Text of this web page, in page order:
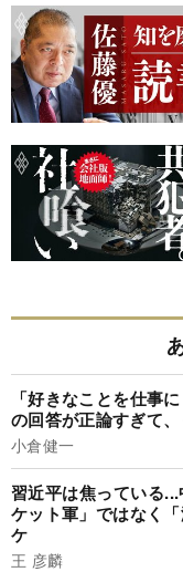
「好きなことを仕事
の回答が正論すぎて
小倉健一
習近平は焦っている
ケット軍」ではなく
ケ
王 彦麟